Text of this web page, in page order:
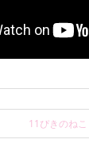
11ぴきのねこ